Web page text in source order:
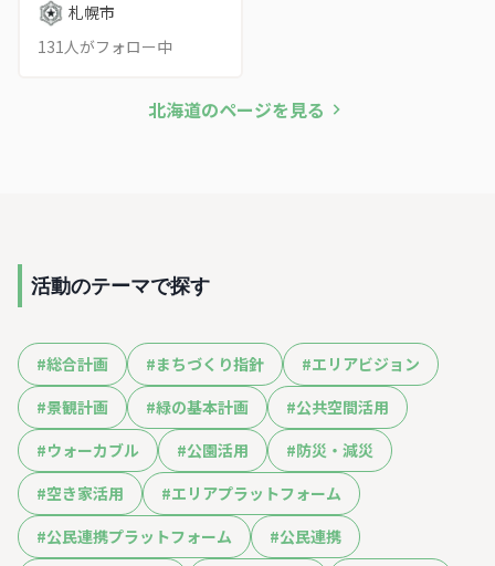
札幌市
131 人がフォロー中
北海道のページを見る
活動のテーマで探す
#総合計画 #まちづくり指針 #エリアビジョン
#景観計画 #緑の基本計画 #公共空間活用
#ウォーカブル #公園活用 #防災・減災
#空き家活用 #エリアプラットフォーム
#公民連携プラットフォーム #公民連携